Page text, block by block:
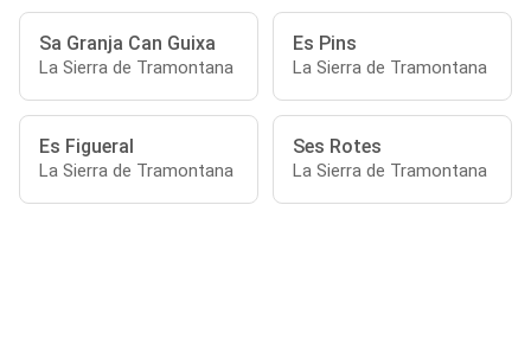
Sa Granja Can Guixa
La Sierra de Tramontana
Es Pins
La Sierra de Tramontana
Es Figueral
La Sierra de Tramontana
Ses Rotes
La Sierra de Tramontana